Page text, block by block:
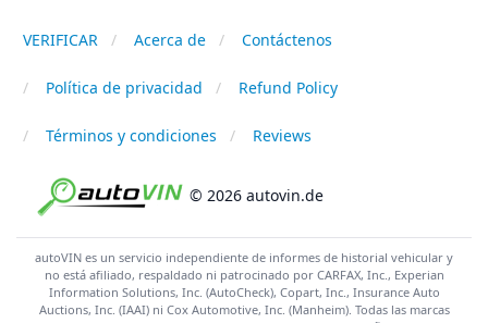
VERIFICAR Acerca de Contáctenos
Política de privacidad Refund Policy
Términos y condiciones Reviews
© 2026 autovin.de
autoVIN es un servicio independiente de informes de historial vehicular y
no está afiliado, respaldado ni patrocinado por CARFAX, Inc., Experian
Information Solutions, Inc. (AutoCheck), Copart, Inc., Insurance Auto
Auctions, Inc. (IAAI) ni Cox Automotive, Inc. (Manheim). Todas las marcas